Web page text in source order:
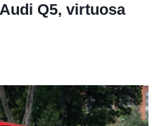
Q5, virtuosa